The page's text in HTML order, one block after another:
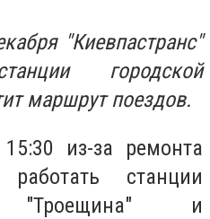
"Киевпастранс"
городской
маршрут поездов.
из-за ремонта
станции
"Троещина" и